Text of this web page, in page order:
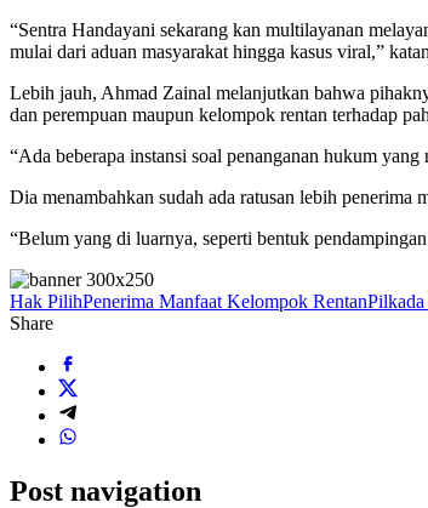
“Sentra Handayani sekarang kan multilayanan
mulai dari aduan masyarakat hingga kasus viral,”
Lebih jauh, Ahmad Zainal melanjutkan bahwa
dan perempuan maupun kelompok rentan terhadap
“Ada beberapa instansi soal penanganan hukum
Dia menambahkan sudah ada ratusan lebih penerima
“Belum yang di luarnya, seperti bentuk
Hak PilihPenerima Manfaat Kelompok RentanPilkada
Share
Post navigation